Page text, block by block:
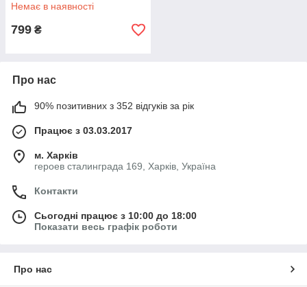
Немає в наявності
799 ₴
Про нас
90% позитивних з 352 відгуків за рік
Працює з 03.03.2017
м. Харків
героев сталинграда 169, Харків, Україна
Контакти
Сьогодні працює з 10:00 до 18:00
Показати весь графік роботи
Про нас